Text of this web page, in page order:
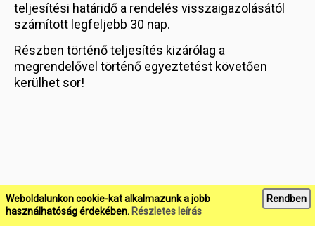
Weboldalunkon cookie-kat alkalmazunk a jobb
használhatóság érdekében. Részletes leírás
Rendben
teljesítési határidő a rendelés visszaigazolásától
számított legfeljebb 30 nap.
Részben történő teljesítés kizárólag a
megrendelővel történő egyeztetést követően
kerülhet sor!